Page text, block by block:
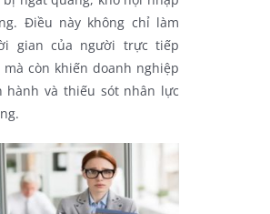
Điều này không chỉ làm
gian của người trực tiếp
mà còn khiến doanh nghiệp
hành và thiếu sót nhân lực